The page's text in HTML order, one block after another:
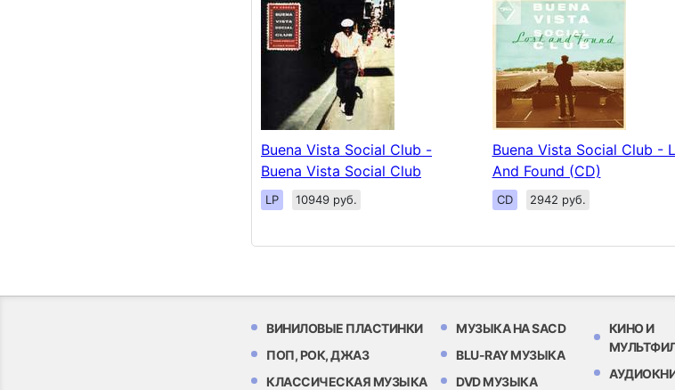
Buena Vista Social Club -
Buena Vista Social Club
LP 10949 руб.
Buena Vista Social Club -
And Found (CD)
CD 2942 руб.
ВИНИЛОВЫЕ ПЛАСТИНКИ
ПОП, РОК, ДЖАЗ
КЛАССИЧЕСКАЯ МУЗЫКА
МУЗЫКА НА SACD
BLU-RAY МУЗЫКА
DVD МУЗЫКА
КИНО И